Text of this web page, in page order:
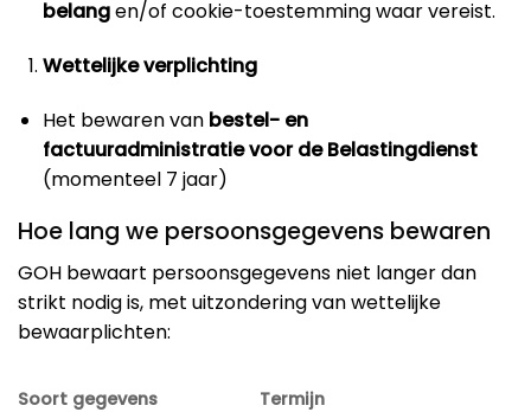
belangen/of cookie-toestemming waar vereist.
Wettelijke verplichting
Het bewaren van bestel- en
factuuradministratie voor de Belastingdienst
(momenteel 7 jaar)
Hoe lang we persoonsgegevens bewaren
GOH bewaart persoonsgegevens niet langer dan
strikt nodig is, met uitzondering van wettelijke
bewaarplichten:
Soort gegevens Termijn